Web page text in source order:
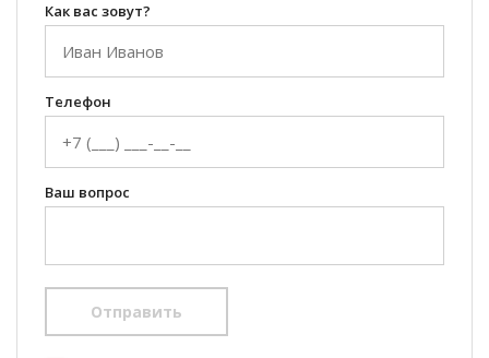
Как вас зовут?
Телефон
Ваш вопрос
Отправить